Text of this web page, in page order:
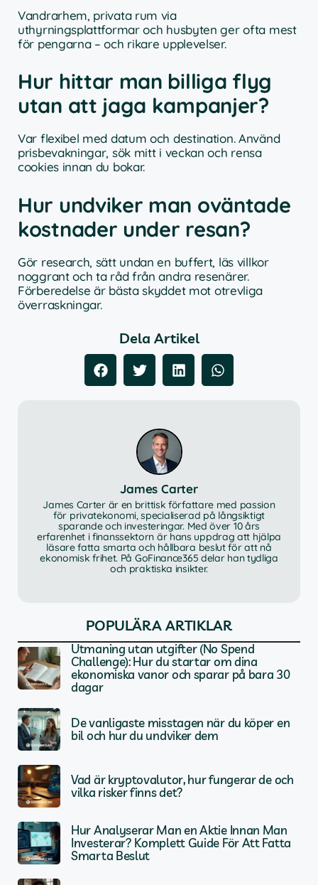
Vandrarhem, privata rum via
uthyrningsplattformar och husbyten ger ofta mest
för pengarna – och rikare upplevelser.
Hur hittar man billiga flyg
utan att jaga kampanjer?
Var flexibel med datum och destination. Använd
prisbevakningar, sök mitt i veckan och rensa
cookies innan du bokar.
Hur undviker man oväntade
kostnader under resan?
Gör research, sätt undan en buffert, läs villkor
noggrant och ta råd från andra resenärer.
Förberedelse är bästa skyddet mot otrevliga
överraskningar.
Dela Artikel
James Carter
James Carter är en brittisk författare med passion
för privatekonomi, specialiserad på långsiktigt
sparande och investeringar. Med över 10 års
erfarenhet i finanssektorn är hans uppdrag att hjälpa
läsare fatta smarta och hållbara beslut för att nå
ekonomisk frihet. På GoFinance365 delar han tydliga
och praktiska insikter.
POPULÄRA ARTIKLAR
Utmaning utan utgifter (No Spend
Challenge): Hur du startar om dina
ekonomiska vanor och sparar på bara 30
dagar
De vanligaste misstagen när du köper en
bil och hur du undviker dem
Vad är kryptovalutor, hur fungerar de och
vilka risker finns det?
Hur Analyserar Man en Aktie Innan Man
Investerar? Komplett Guide För Att Fatta
Smarta Beslut